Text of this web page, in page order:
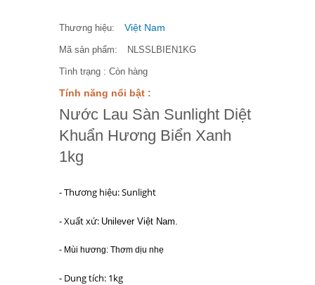
Thương hiệu: Việt Nam
Mã sản phẩm: NLSSLBIEN1KG
Tình trạng : Còn hàng
Tính năng nổi bật :
Nước Lau Sàn Sunlight Diệt
Khuẩn Hương Biển Xanh
1kg
- Thương hiệu: Sunlight
- Xuất xứ: Unilever Việt Nam.
- Mùi hương: Thơm dịu nhẹ
- Dung tích: 1kg